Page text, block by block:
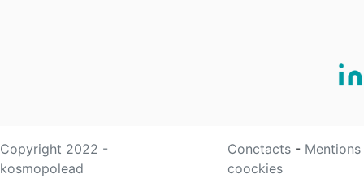
Copyright 2022 -
kosmopolead
Conctacts -
coockies